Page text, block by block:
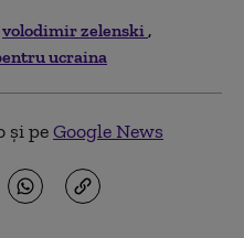
volodimir zelenski
ucraina
și peGoogle News